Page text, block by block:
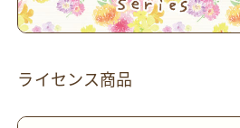
ライセンス商品